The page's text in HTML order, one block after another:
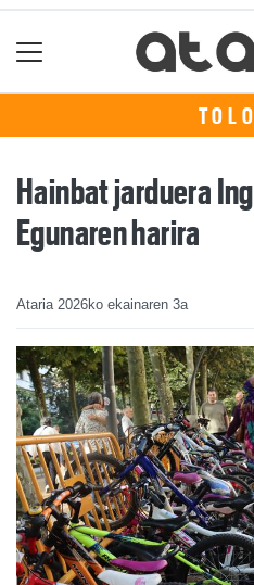
Hainbat jarduera
Egunaren harira
Ataria 2026ko ekainaren 3a